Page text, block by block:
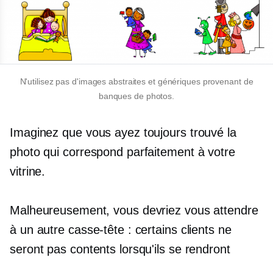
N'utilisez pas d'images abstraites et génériques provenant de
banques de photos.
Imaginez que vous ayez toujours trouvé la
photo qui correspond parfaitement à votre
vitrine.
Malheureusement, vous devriez vous attendre
à un autre casse-tête : certains clients ne
seront pas contents lorsqu'ils se rendront